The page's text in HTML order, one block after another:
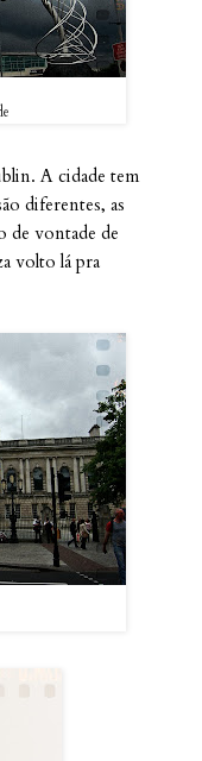
A cidade tem
diferentes, as
de vontade de
volto lá pra